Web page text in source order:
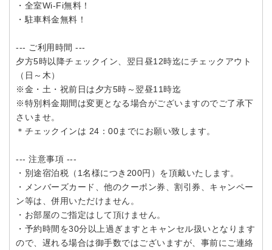
・全室Wi-Fi無料！
・駐車料金無料！
--- ご利用時間 ---
夕方5時以降チェックイン、翌日昼12時迄にチェックアウト
（日～木）
※金・土・祝前日は夕方5時～翌昼11時迄
※特別料金期間は変更となる場合がございますのでご了承下
さいませ。
＊チェックインは 24：00までにお願い致します。
--- 注意事項 ---
・別途宿泊税（1名様につき200円）を頂戴いたします。
・メンバーズカード、他のクーポン券、割引券、キャンペー
ン等は、併用いただけません。
・お部屋のご指定はして頂けません。
・予約時間を30分以上過ぎますとキャンセル扱いとなります
ので、遅れる場合は御手数ではございますが、事前にご連絡